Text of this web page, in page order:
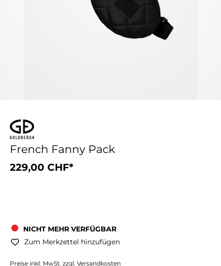
French Fanny Pack
229,00 CHF*
NICHT MEHR VERFÜGBAR
Zum Merkzettel hinzufügen
Preise inkl. MwSt. zzgl. Versandkosten